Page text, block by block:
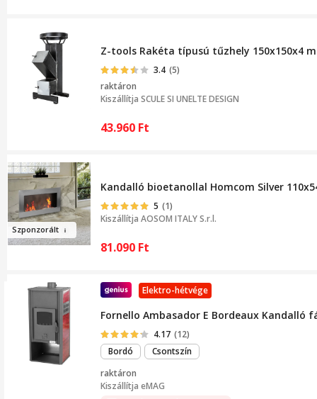
Z-tools Rakéta típusú tűzhely 150x150x4
3.4 (5)
raktáron
Kiszállítja SCULE SI UNELTE DESIGN
43.960 Ft
Szponzorált
Kandalló bioetanollal Homcom Silver
5 (1)
Kiszállítja AOSOM ITALY S.r.l.
81.090 Ft
Elektro-hétvége
Fornello Ambasador E Bordeaux Kandalló
4.17 (12)
Bordó
Csontszín
raktáron
Kiszállítja eMAG